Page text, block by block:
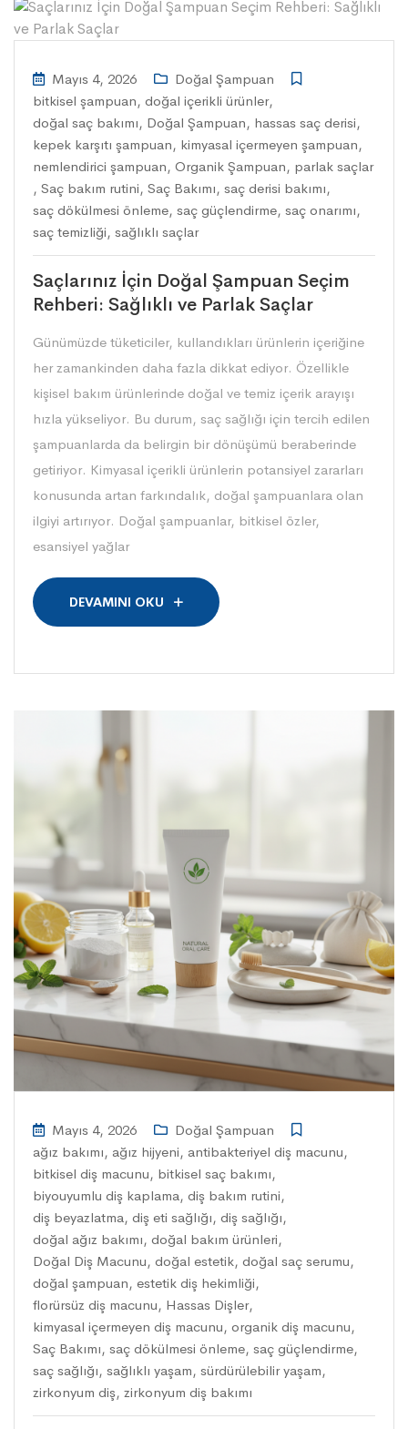
Mayıs 4, 2026
Doğal Şampuan
bitkisel şampuan, doğal içerikli ürünler,
doğal saç bakımı, Doğal Şampuan, hassas saç derisi,
kepek karşıtı şampuan, kimyasal içermeyen şampuan,
nemlendirici şampuan, Organik Şampuan, parlak saçlar
, Saç bakım rutini, Saç Bakımı, saç derisi bakımı,
saç dökülmesi önleme, saç güçlendirme, saç onarımı,
saç temizliği, sağlıklı saçlar
Saçlarınız İçin Doğal Şampuan Seçim
Rehberi: Sağlıklı ve Parlak Saçlar
Günümüzde tüketiciler, kullandıkları ürünlerin içeriğine
her zamankinden daha fazla dikkat ediyor. Özellikle
kişisel bakım ürünlerinde doğal ve temiz içerik arayışı
hızla yükseliyor. Bu durum, saç sağlığı için tercih edilen
şampuanlarda da belirgin bir dönüşümü beraberinde
getiriyor. Kimyasal içerikli ürünlerin potansiyel zararları
konusunda artan farkındalık, doğal şampuanlara olan
ilgiyi artırıyor. Doğal şampuanlar, bitkisel özler,
esansiyel yağlar
DEVAMINI OKU
Mayıs 4, 2026
Doğal Şampuan
ağız bakımı, ağız hijyeni, antibakteriyel diş macunu,
bitkisel diş macunu, bitkisel saç bakımı,
biyouyumlu diş kaplama, diş bakım rutini,
diş beyazlatma, diş eti sağlığı, diş sağlığı,
doğal ağız bakımı, doğal bakım ürünleri,
Doğal Diş Macunu, doğal estetik, doğal saç serumu,
doğal şampuan, estetik diş hekimliği,
florürsüz diş macunu, Hassas Dişler,
kimyasal içermeyen diş macunu, organik diş macunu,
Saç Bakımı, saç dökülmesi önleme, saç güçlendirme,
saç sağlığı, sağlıklı yaşam, sürdürülebilir yaşam,
zirkonyum diş, zirkonyum diş bakımı